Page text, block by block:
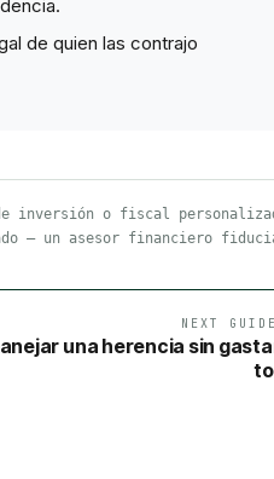
de quien las contrajo
inversión o fiscal
— un asesor financiero
NEXT
una herencia sin